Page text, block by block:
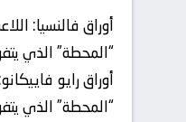
أوراق فالنسيا:
“المحطة” الذي
أوراق رايو فاييكانو:
“المحطة” الذي